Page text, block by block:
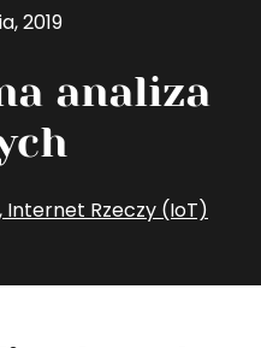
2019
analiza
, Internet Rzeczy (IoT)